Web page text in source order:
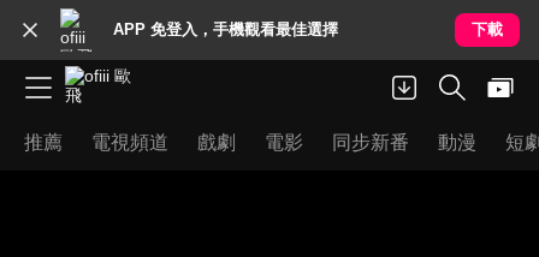
APP 免登入，手機觀看最佳選擇 下載
推薦 電視頻道 戲劇 電影 同步新番 動漫 短